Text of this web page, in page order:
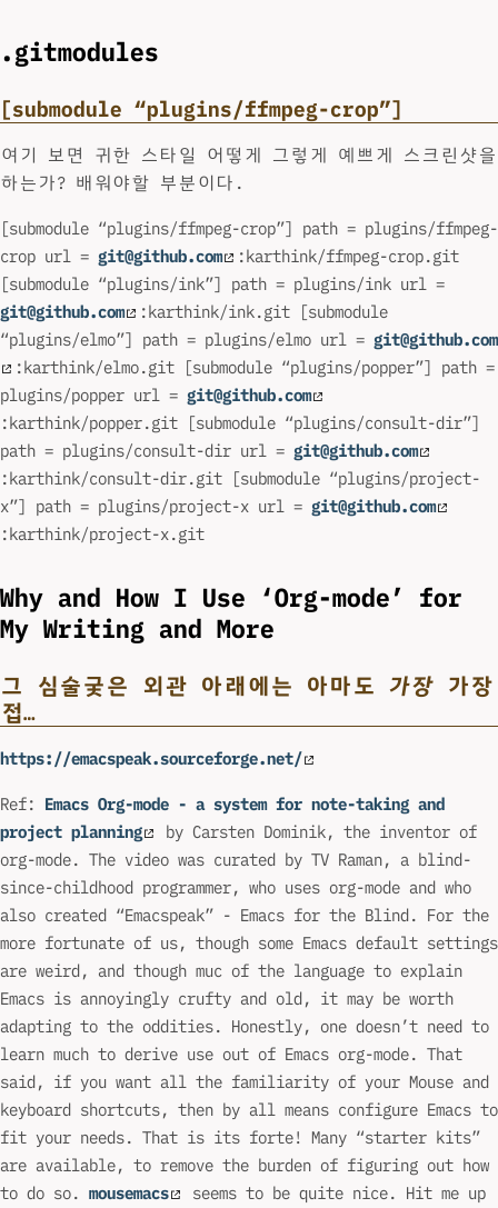
.gitmodules
[submodule “plugins/ffmpeg-crop”]
여기 보면 귀한 스타일 어떻게 그렇게 예쁘게 스크린샷을
하는가? 배워야할 부분이다.
[submodule “plugins/ffmpeg-crop”] path = plugins/ffmpeg-
crop url = git@github.com
:karthink/ffmpeg-crop.git
[submodule “plugins/ink”] path = plugins/ink url =
git@github.com
:karthink/ink.git [submodule
“plugins/elmo”] path = plugins/elmo url = git@github.com
:karthink/elmo.git [submodule “plugins/popper”] path =
plugins/popper url = git@github.com
:karthink/popper.git [submodule “plugins/consult-dir”]
path = plugins/consult-dir url = git@github.com
:karthink/consult-dir.git [submodule “plugins/project-
x”] path = plugins/project-x url = git@github.com
:karthink/project-x.git
Why and How I Use ‘Org-mode’ for
My Writing and More
그 심술궂은 외관 아래에는 아마도 가장 가장
접…
https://emacspeak.sourceforge.net/
Ref: Emacs Org-mode - a system for note-taking and
project planning
by Carsten Dominik, the inventor of
org-mode. The video was curated by TV Raman, a blind-
since-childhood programmer, who uses org-mode and who
also created “Emacspeak” - Emacs for the Blind. For the
more fortunate of us, though some Emacs default settings
are weird, and though muc of the language to explain
Emacs is annoyingly crufty and old, it may be worth
adapting to the oddities. Honestly, one doesn’t need to
learn much to derive use out of Emacs org-mode. That
said, if you want all the familiarity of your Mouse and
keyboard shortcuts, then by all means configure Emacs to
fit your needs. That is its forte! Many “starter kits”
are available, to remove the burden of figuring out how
to do so. mousemacs
seems to be quite nice. Hit me up